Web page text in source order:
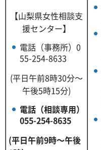
【山梨県女性相談支
援センター】
電話（事務所）0
55-254-8633
(平日午前8時30分～
午後5時15分)
電話（相談専用）
055-254-8635
(平日午前9時～午後